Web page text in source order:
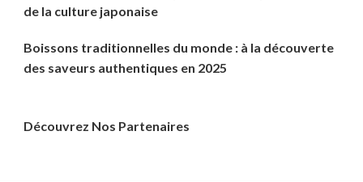
de la culture japonaise
Boissons traditionnelles du monde : à la découverte
des saveurs authentiques en 2025
Découvrez Nos Partenaires